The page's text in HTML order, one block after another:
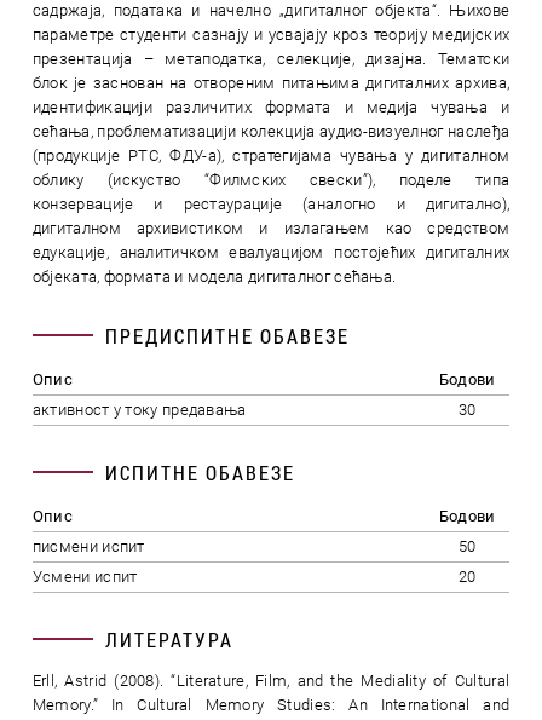
садржаја, података и начелно „дигиталног објекта“. Њихове
параметре студенти сазнају и усвајају кроз теорију медијских
презентација – метаподатка, селекције, дизајна. Тематски
блок је заснован на отвореним питањима дигиталних архива,
идентификацији различитих формата и медија чувања и
сећања, проблематизацији колекција аудио-визуелног наслеђа
(продукције РТС, ФДУ-а), стратегијама чувања у дигиталном
облику (искуство “Филмских свески”), поделе типа
конзервације и рестаурације (аналогно и дигитално),
дигиталном архивистиком и излагањем као средством
едукације, аналитичком евалуацијом постојећих дигиталних
објеката, формата и модела дигиталног сећања.
ПРЕДИСПИТНЕ ОБАВЕЗЕ
Опис
Бодови
активност у току предавања
30
ИСПИТНЕ ОБАВЕЗЕ
Опис
Бодови
писмени испит
50
Усмени испит
20
ЛИТЕРАТУРА
Erll, Astrid (2008). “Literature, Film, and the Mediality of Cultural
Memory.” In Cultural Memory Studies: An International and